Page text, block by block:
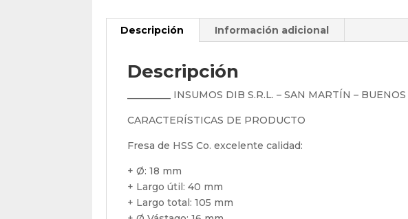
Descripción Información adicional
Descripción
_________ INSUMOS DIB S.R.L. – SAN MARTÍN – BUENOS
CARACTERÍSTICAS DE PRODUCTO
Fresa de HSS Co. excelente calidad:
+ Ø: 18 mm
+ Largo útil: 40 mm
+ Largo total: 105 mm